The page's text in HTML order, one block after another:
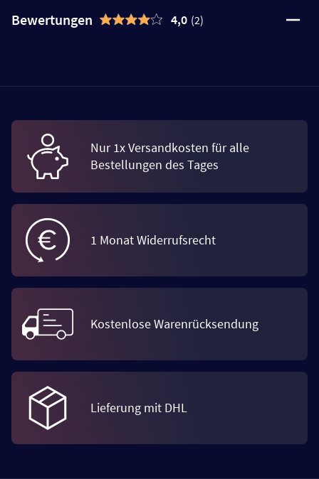
Bewertungen 4,0 (2)
Nur 1x Versandkosten für alle
Bestellungen des Tages
1 Monat Widerrufsrecht
Kostenlose Warenrücksendung
Lieferung mit DHL